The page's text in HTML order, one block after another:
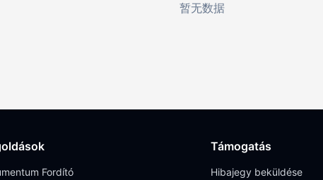
暂无数据
Fordító
Támogatás
Hibajegy beküldése